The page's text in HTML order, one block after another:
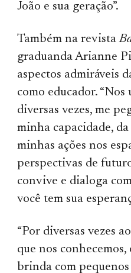
João e sua geração”.
Também na revista
graduanda Arianne
aspectos admiráveis
como educador.
diversas vezes, me
minha capacidade,
minhas ações nos
perspectivas de
convive e dialoga
você tem sua
“Por diversas vezes
que nos
brinda com